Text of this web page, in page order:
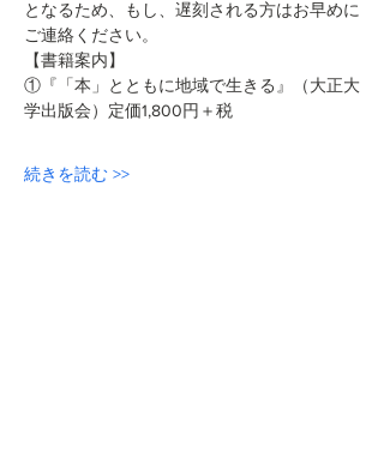
となるため、もし、遅刻される方はお早めに
ご連絡ください。
【書籍案内】
①『「本」とともに地域で生きる』（大正大
学出版会）定価1,800円＋税
続きを読む >>